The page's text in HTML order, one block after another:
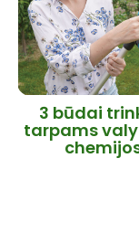
3 būdai
tarpams